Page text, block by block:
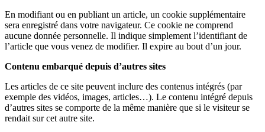
En modifiant ou en publiant un article, un cookie supplémentaire
sera enregistré dans votre navigateur. Ce cookie ne comprend
aucune donnée personnelle. Il indique simplement l’identifiant de
l’article que vous venez de modifier. Il expire au bout d’un jour.
Contenu embarqué depuis d’autres sites
Les articles de ce site peuvent inclure des contenus intégrés (par
exemple des vidéos, images, articles…). Le contenu intégré depuis
d’autres sites se comporte de la même manière que si le visiteur se
rendait sur cet autre site.